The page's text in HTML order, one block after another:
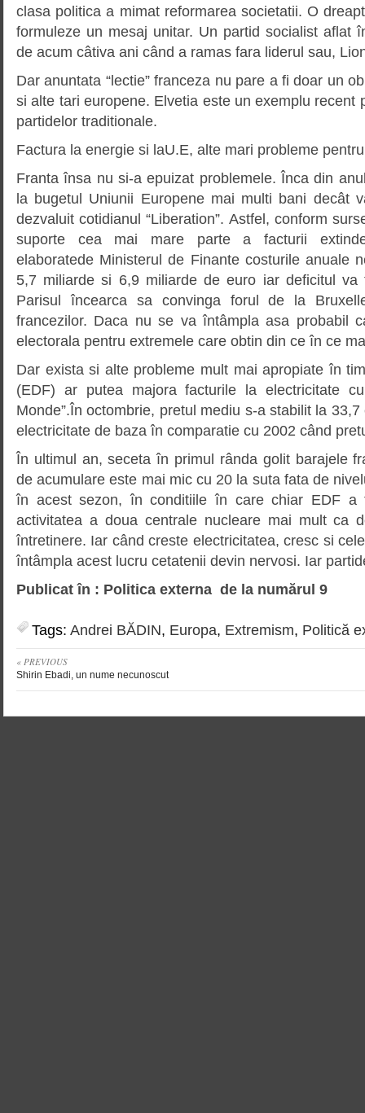
clasa politica a mimat reformarea societatii. O
formuleze un mesaj unitar. Un partid socialist aflat
de acum câtiva ani când a ramas fara liderul sau,
Dar anuntata “lectie” franceza nu pare a fi doar un
si alte tari europene. Elvetia este un exemplu recent
partidelor traditionale.
Factura la energie si laU.E, alte mari probleme
Franta însa nu si-a epuizat problemele. Înca din
la bugetul Uniunii Europene mai multi bani decât
dezvaluit cotidianul “Liberation”. Astfel, conform
suporte cea mai mare parte a facturii
elaboratede Ministerul de Finante costurile anuale
5,7 miliarde si 6,9 miliarde de euro iar deficitul va
Parisul încearca sa convinga forul de la
francezilor. Daca nu se va întâmpla asa probabil
electorala pentru extremele care obtin din ce în ce
Dar exista si alte probleme mult mai apropiate în
(EDF) ar putea majora facturile la electricitate
Monde”.În octombrie, pretul mediu s-a stabilit la
electricitate de baza în comparatie cu 2002 când
În ultimul an, seceta în primul rânda golit barajele
de acumulare este mai mic cu 20 la suta fata de
în acest sezon, în conditiile în care chiar EDF a
activitatea a doua centrale nucleare mai mult ca
întretinere. Iar când creste electricitatea, cresc si
întâmpla acest lucru cetatenii devin nervosi. Iar
Publicat în : Politica externa de la numărul 9
Tags: Andrei BĂDIN, Europa, Extremism, Politică
« PREVIOUS
Shirin Ebadi, un nume necunoscut